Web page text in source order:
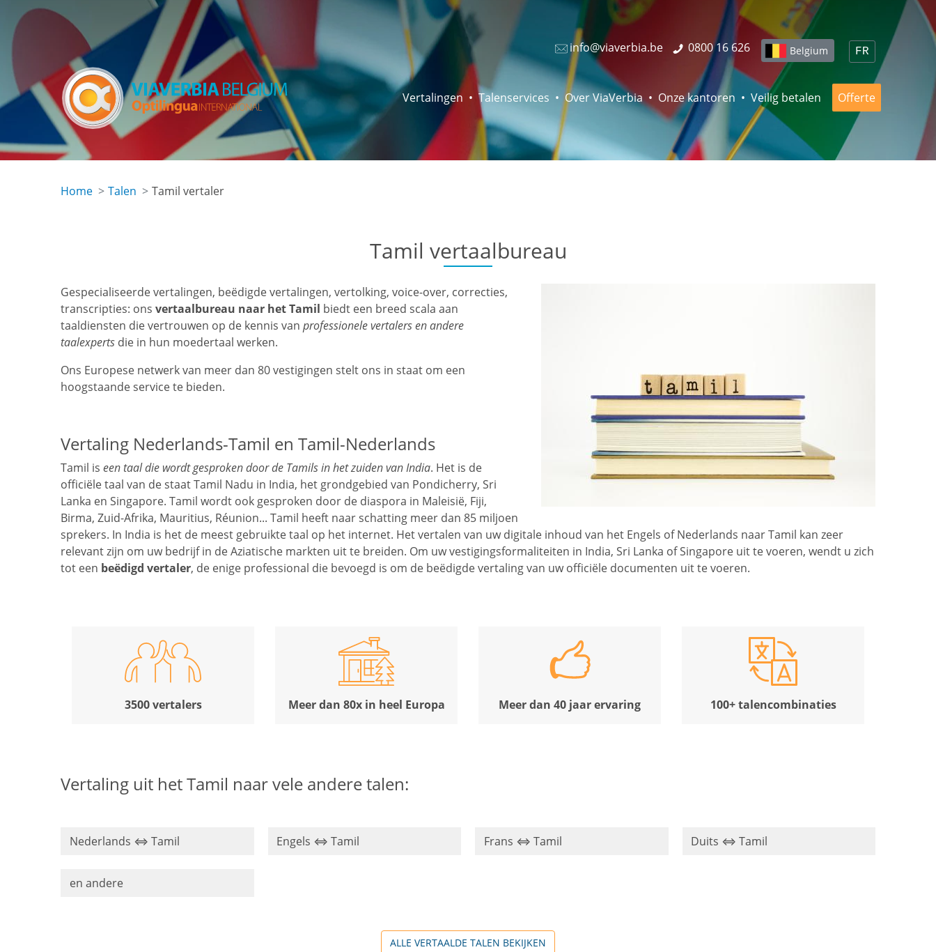
main
FR
Belgium
info@viaverbia.be 0800 16 626
Vertalingen Talenservices Over ViaVerbia Onze kantoren Veilig betalen Offerte
Home Talen Tamil vertaler
Tamil vertaalbureau
Gespecialiseerde vertalingen, beëdigde vertalingen, vertolking, voice-over, correcties,
transcripties: ons vertaalbureau naar het Tamil biedt een breed scala aan
taaldiensten die vertrouwen op de kennis van professionele vertalers en andere
taalexperts die in hun moedertaal werken.
Ons Europese netwerk van meer dan 80 vestigingen stelt ons in staat om een
hoogstaande service te bieden.
Vertaling Nederlands-Tamil en Tamil-Nederlands
Tamil is een taal die wordt gesproken door de Tamils in het zuiden van India. Het is de
officiële taal van de staat Tamil Nadu in India, het grondgebied van Pondicherry, Sri
Lanka en Singapore. Tamil wordt ook gesproken door de diaspora in Maleisië, Fiji,
Birma, Zuid-Afrika, Mauritius, Réunion... Tamil heeft naar schatting meer dan 85 miljoen
sprekers. In India is het de meest gebruikte taal op het internet. Het vertalen van uw digitale inhoud van het Engels of Nederlands naar Tamil kan zeer
relevant zijn om uw bedrijf in de Aziatische markten uit te breiden. Om uw vestigingsformaliteiten in India, Sri Lanka of Singapore uit te voeren, wendt u zich
tot een beëdigd vertaler, de enige professional die bevoegd is om de beëdigde vertaling van uw officiële documenten uit te voeren.
3500 vertalers Meer dan 80x in heel Europa Meer dan 40 jaar ervaring 100+ talencombinaties
Vertaling uit het Tamil naar vele andere talen:
Nederlands ⇔ Tamil Engels ⇔ Tamil Frans ⇔ Tamil Duits ⇔ Tamil
en andere
ALLE VERTAALDE TALEN BEKIJKEN